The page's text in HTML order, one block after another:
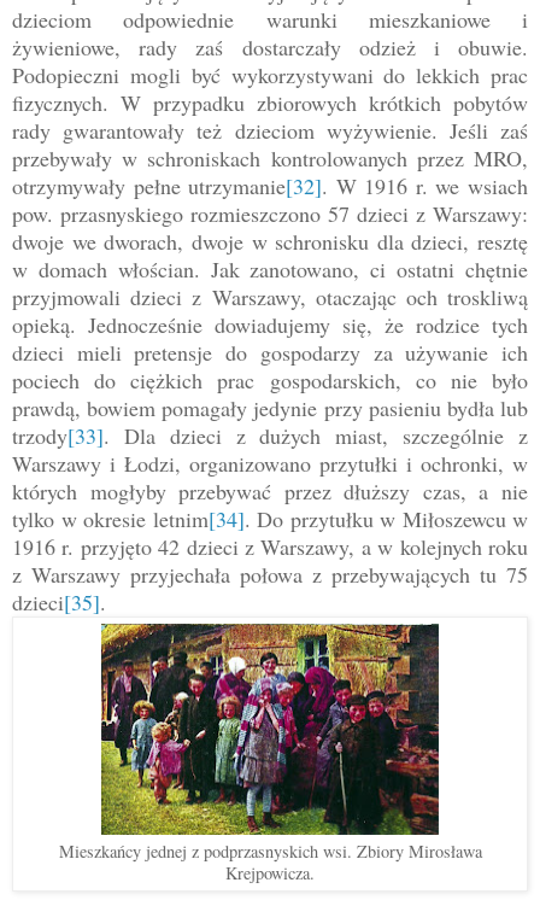
dzieciom odpowiednie warunki mieszkaniowe i
żywieniowe, rady zaś dostarczały odzież i obuwie.
Podopieczni mogli być wykorzystywani do lekkich prac
fizycznych. W przypadku zbiorowych krótkich pobytów
rady gwarantowały też dzieciom wyżywienie. Jeśli zaś
przebywały w schroniskach kontrolowanych przez MRO,
otrzymywały pełne utrzymanie[32]. W 1916 r. we wsiach
pow. przasnyskiego rozmieszczono 57 dzieci z Warszawy:
dwoje we dworach, dwoje w schronisku dla dzieci, resztę
w domach włościan. Jak zanotowano, ci ostatni chętnie
przyjmowali dzieci z Warszawy, otaczając och troskliwą
opieką. Jednocześnie dowiadujemy się, że rodzice tych
dzieci mieli pretensje do gospodarzy za używanie ich
pociech do ciężkich prac gospodarskich, co nie było
prawdą, bowiem pomagały jedynie przy pasieniu bydła lub
trzody[33]. Dla dzieci z dużych miast, szczególnie z
Warszawy i Łodzi, organizowano przytułki i ochronki, w
których mogłyby przebywać przez dłuższy czas, a nie
tylko w okresie letnim[34]. Do przytułku w Miłoszewcu w
1916 r. przyjęto 42 dzieci z Warszawy, a w kolejnych roku
z Warszawy przyjechała połowa z przebywających tu 75
dzieci[35].
Mieszkańcy jednej z podprzasnyskich wsi. Zbiory Mirosława
Krejpowicza.